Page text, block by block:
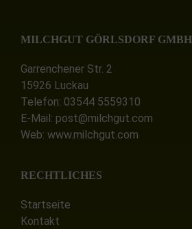
MILCHGUT GÖRLSDORF GMBH
Garrenchener Str. 2
15926 Luckau
Telefon: 03544 5559310
E-Mail: post@milchgut.com
Web: www.milchgut.com
RECHTLICHES
Startseite
Kontakt